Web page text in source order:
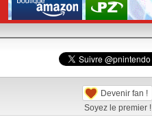
Devenir fan !
Soyez le premier !